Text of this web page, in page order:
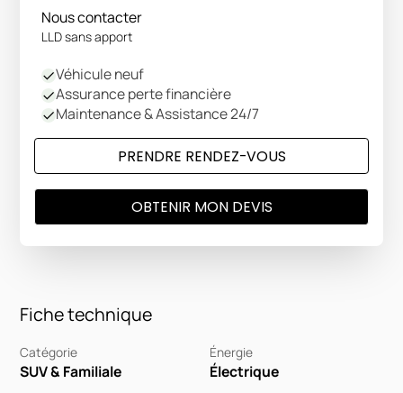
Fiche technique
Catégorie
SUV & Familiale
Énergie
Électrique
Nous contacter
LLD sans apport
Véhicule neuf
Assurance perte financière
Maintenance & Assistance 24/7
PRENDRE RENDEZ-VOUS
OBTENIR MON DEVIS